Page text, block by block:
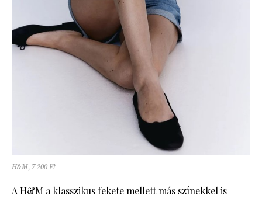
H&M, 7 200 Ft
A H&M a klasszikus fekete mellett más színekkel is